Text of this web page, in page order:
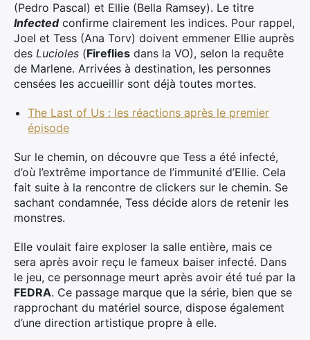
(Pedro Pascal) et Ellie (Bella Ramsey). Le titre
Infectedconfirme clairement les indices. Pour rappel,
Joel et Tess (Ana Torv) doivent emmener Ellie auprès
des Lucioles (Fireflies dans la VO), selon la requête
de Marlene. Arrivées à destination, les personnes
censées les accueillir sont déjà toutes mortes.
The Last of Us : les réactions après le premier
épisode
Sur le chemin, on découvre que Tess a été infecté,
d’où l’extrême importance de l’immunité d’Ellie. Cela
fait suite à la rencontre de clickers sur le chemin. Se
sachant condamnée, Tess décide alors de retenir les
monstres.
Elle voulait faire exploser la salle entière, mais ce
sera après avoir reçu le fameux baiser infecté. Dans
le jeu, ce personnage meurt après avoir été tué par la
FEDRA. Ce passage marque que la série, bien que se
rapprochant du matériel source, dispose également
d’une direction artistique propre à elle.